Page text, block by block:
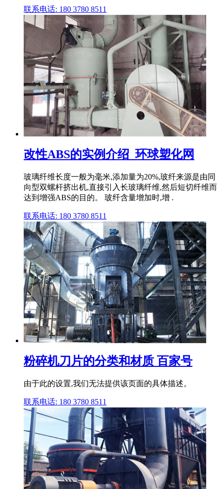
联系电话: 180 3780 8511
改性ABS的实例介绍_环球塑化网
玻璃纤维长度一般为毫米,添加量为20%,玻纤来源是由同
向型双螺杆挤出机,直接引入长玻璃纤维,然后短切纤维而
达到增强ABS的目的。 玻纤含量增加时,增 .
联系电话: 180 3780 8511
粉碎机刀片的分类和材质 百家号
由于此的设置,我们无法提供该页面的具体描述。
联系电话: 180 3780 8511